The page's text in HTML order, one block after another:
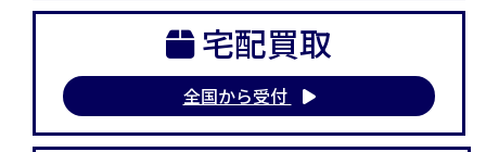
宅配買取
全国から受付